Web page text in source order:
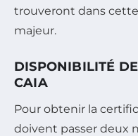
trouveront dans
majeur.
DISPONIBILITÉ
CAIA
Pour obtenir la
doivent passer deux